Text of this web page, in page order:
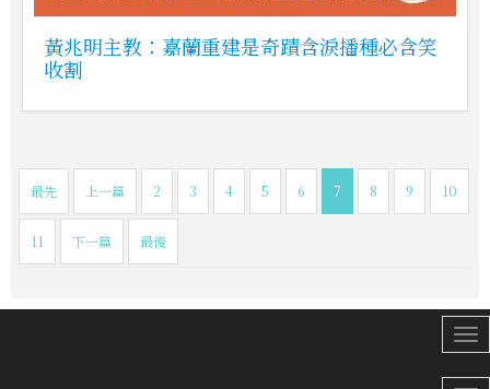
黃兆明主教：嘉蘭重建是奇蹟含淚播種必含笑
收割
最先 上一篇 2 3 4 5 6 7 8 9 10
11 下一篇 最後